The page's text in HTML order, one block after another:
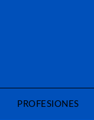
PROFESIONES